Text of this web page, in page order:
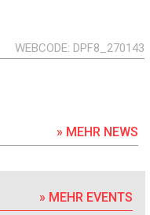
WEBCODE DPF8_270143
» MEHR NEWS
» MEHR EVENTS